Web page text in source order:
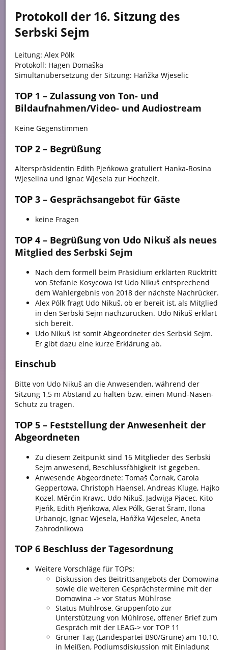
Protokoll der 16. Sitzung des
Serbski Sejm
Leitung: Alex Pólk
Protokoll: Hagen Domaška
Simultanübersetzung der Sitzung: Hańžka Wjeselic
TOP 1 – Zulassung von Ton- und
Bildaufnahmen/Video- und Audiostream
Keine Gegenstimmen
TOP 2 – Begrüßung
Alterspräsidentin Edith Pjeńkowa gratuliert Hanka-Rosina
Wjeselina und Ignac Wjesela zur Hochzeit.
TOP 3 – Gesprächsangebot für Gäste
keine Fragen
TOP 4 – Begrüßung von Udo Nikuš als neues
Mitglied des Serbski Sejm
Nach dem formell beim Präsidium erklärten Rücktritt
von Stefanie Kosycowa ist Udo Nikuš entsprechend
dem Wahlergebnis von 2018 der nächste Nachrücker.
Alex Pólk fragt Udo Nikuš, ob er bereit ist, als Mitglied
in den Serbski Sejm nachzurücken. Udo Nikuš erklärt
sich bereit.
Udo Nikuš ist somit Abgeordneter des Serbski Sejm.
Er gibt dazu eine kurze Erklärung ab.
Einschub
Bitte von Udo Nikuš an die Anwesenden, während der
Sitzung 1,5 m Abstand zu halten bzw. einen Mund-Nasen-
Schutz zu tragen.
TOP 5 – Feststellung der Anwesenheit der
Abgeordneten
Zu diesem Zeitpunkt sind 16 Mitglieder des Serbski
Sejm anwesend, Beschlussfähigkeit ist gegeben.
Anwesende Abgeordnete: Tomaš Čornak, Carola
Geppertowa, Christoph Haensel, Andreas Kluge, Hajko
Kozel, Měrćin Krawc, Udo Nikuš, Jadwiga Pjacec, Kito
Pjeńk, Edith Pjeńkowa, Alex Pólk, Gerat Šram, Ilona
Urbanojc, Ignac Wjesela, Hańžka Wjeselec, Aneta
Zahrodnikowa
TOP 6 Beschluss der Tagesordnung
Weitere Vorschläge für TOPs:
Diskussion des Beitrittsangebots der Domowina
sowie die weiteren Gesprächstermine mit der
Domowina -> vor Status Mühlrose
Status Mühlrose, Gruppenfoto zur
Unterstützung von Mühlrose, offener Brief zum
Gespräch mit der LEAG-> vor TOP 11
Grüner Tag (Landespartei B90/Grüne) am 10.10.
in Meißen, Podiumsdiskussion mit Einladung